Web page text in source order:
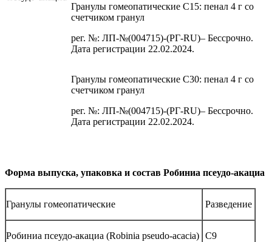
Гранулы гомеопатические C15: пенал 4 г со
счетчиком гранул
рег. №: ЛП-№(004715)-(РГ-RU)– Бессрочно.
Дата регистрации 22.02.2024.
Гранулы гомеопатические C30: пенал 4 г со
счетчиком гранул
рег. №: ЛП-№(004715)-(РГ-RU)– Бессрочно.
Дата регистрации 22.02.2024.
Форма выпуска, упаковка и состав Робиниа псеудо-акациа
Гранулы гомеопатические Разведение
Робиниа псеудо-акациа (Robinia pseudo-acacia) C9